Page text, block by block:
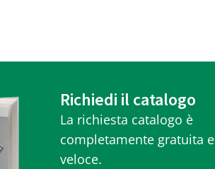
Richiedi il catalogo
La richiesta catalogo è
completamente gratuita e
veloce.